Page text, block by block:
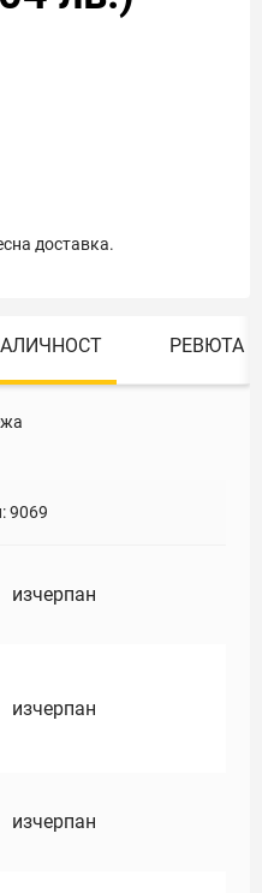
доставка.
РЕВЮТА
9069
изчерпан
изчерпан
изчерпан